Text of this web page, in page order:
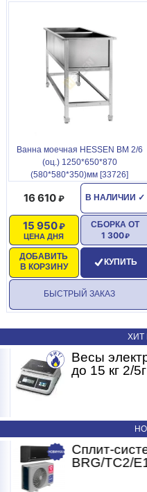
Ванна моечная HESSEN ВМ 2/6
(оц.) 1250*650*870
(580*580*350)мм [33726]
В НАЛИЧИИ ✓
16 610
ЦЕНА ДНЯ
15 950
ДОБАВИТЬ
В КОРЗИНУ
СБОРКА ОТ
1 300
КУПИТЬ
БЫСТРЫЙ ЗАКАЗ
ХИТ
Весы
до 15 кг 2/5г
Сплит-
BRG/TC2/